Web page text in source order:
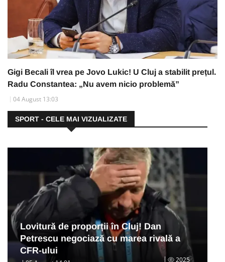
Gigi Becali îl vrea pe Jovo Lukic! U Cluj a stabilit prețul.
Radu Constantea: „Nu avem nicio problemă”
04 August 13:03
SPORT - CELE MAI VIZUALIZATE
Lovitură de proporții în Cluj! Dan
Petrescu negociază cu marea rivală a
CFR-ului
2025